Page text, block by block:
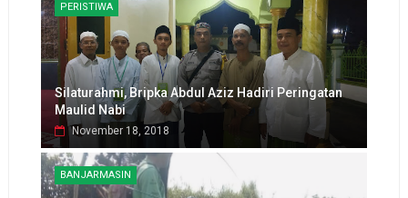
PERISTIWA
Silaturahmi, Bripka Abdul Aziz Hadiri Peringatan
Maulid Nabi
November 18, 2018
BANJARMASIN